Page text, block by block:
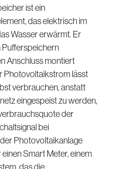
ist ein
das elektrisch im
Wasser erwärmt. Er
Pufferspeichern
Anschluss montiert
Photovoltaikstrom lässt
verbrauchen, anstatt
eingespeist zu werden,
der
bei
Photovoltaikanlage
Smart Meter, einem
das die